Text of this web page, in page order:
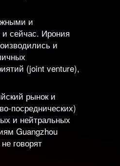
и
и сейчас. Ирония
и
(joint venture),
рынок и
посреднических)
и нейтральных
Guangzhou
говорят